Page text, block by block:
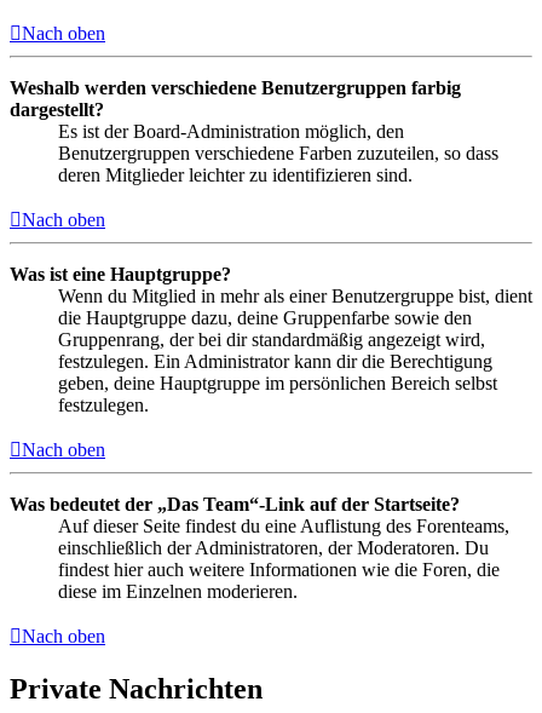
Nach oben
Weshalb werden verschiedene Benutzergruppen farbig
dargestellt?
Es ist der Board-Administration möglich, den
Benutzergruppen verschiedene Farben zuzuteilen, so dass
deren Mitglieder leichter zu identifizieren sind.
Nach oben
Was ist eine Hauptgruppe?
Wenn du Mitglied in mehr als einer Benutzergruppe bist, dient
die Hauptgruppe dazu, deine Gruppenfarbe sowie den
Gruppenrang, der bei dir standardmäßig angezeigt wird,
festzulegen. Ein Administrator kann dir die Berechtigung
geben, deine Hauptgruppe im persönlichen Bereich selbst
festzulegen.
Nach oben
Was bedeutet der „Das Team“-Link auf der Startseite?
Auf dieser Seite findest du eine Auflistung des Forenteams,
einschließlich der Administratoren, der Moderatoren. Du
findest hier auch weitere Informationen wie die Foren, die
diese im Einzelnen moderieren.
Nach oben
Private Nachrichten